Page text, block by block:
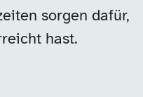
sorgen dafür,
hast.